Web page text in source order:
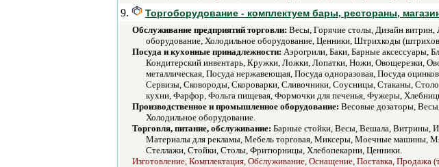
9. Торгоборудование - комплектуем бары, рестораны,
Обслуживание предприятий торговли: Весы, Горячие столы, Дизайн
оборудование, Холодильное оборудование, Ценники, Штрихкоды
Посуда и кухонные принадлежности: Аэрогрили, Баки, Барные аксессуары,
Кондитерский инвентарь, Кружки, Ложки, Лопатки, Ножи, Овощерезки,
металлическая, Посуда нержавеющая, Посуда одноразовая, Посуда
Сервизы, Сковороды, Скороварки, Сливочники, Соусницы, Стаканы,
кухни, Фарфор, Фольга пищевая, Формочки для печенья, Фужеры,
Производственное и промышленное оборудование: Весовые дозаторы,
Холодильное оборудование.
Торговля, питание, обслуживание: Барные стойки, Весы, Вешала, Витрины,
Материалы для рекламы, Мебель торговая, Миксеры, Моечные машины,
Стеллажи, Стойки, Столы, Фритюрницы, Хлебопекарни, Ценники.
Изготовление, Комплектация, Обслуживание, Оснащение, Поставка, Продажа